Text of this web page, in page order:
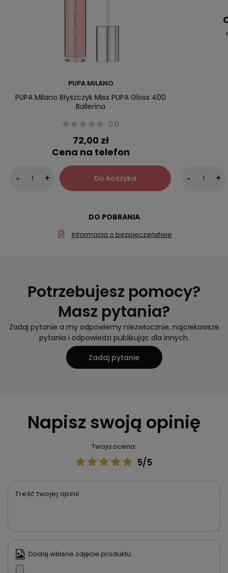
PUPA MILANO
PUPA Milano Błyszczyk Miss PUPA Gloss 400
Ballerina
0.0
72,00 zł
Cena na telefon
- + Do koszyka - +
DO POBRANIA
Informacja o bezpieczeństwie
Potrzebujesz pomocy?
Masz pytania?
Zadaj pytanie a my odpowiemy niezwłocznie, najciekawsze
pytania i odpowiedzi publikując dla innych.
Zadaj pytanie
Napisz swoją opinię
Twoja ocena:
5/5
Treść twojej opinii
Dodaj własne zdjęcie produktu: